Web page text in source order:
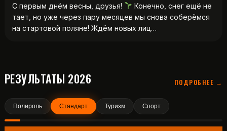
С первым днём весны, друзья!
Конечно, снег ещё не
тает, но уже через пару месяцев мы снова соберёмся
на стартовой поляне! Ждём новых лиц…
РЕЗУЛЬТАТЫ 2026 ПОДРОБНЕЕ →
Полироль Стандарт Туризм Спорт